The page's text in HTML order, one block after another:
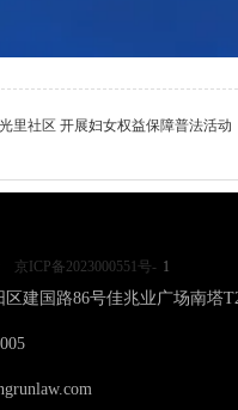
里社区 开展妇女权益保障普法活动
京ICP备2023000551号- 1
建国路86号佳兆业广场南塔